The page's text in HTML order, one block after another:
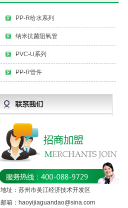
PP-R给水系列
纳米抗菌阻氧管
PVC-U系列
PP-R管件
地址：苏州市吴江经济技术开发区
邮箱：haoyijiaguandao@sina.com